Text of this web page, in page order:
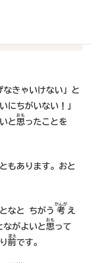
なきゃいけない」と
にちがいない！」
と 思
おも
ったことを
もあります。おと
なと ちがう 考
かんが
え
ながよいと 思
おも
って
前
まえ
です。